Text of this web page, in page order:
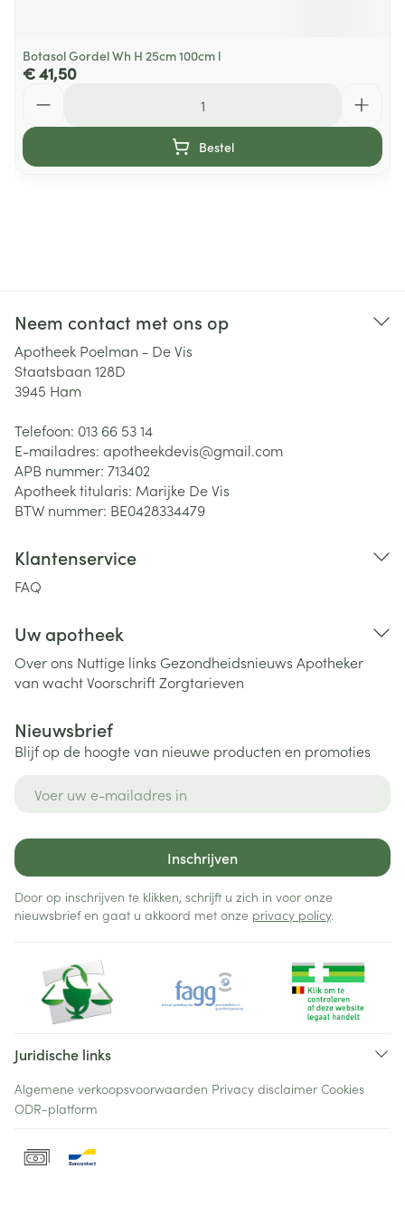
Botasol Gordel Wh H 25cm 100cm l
€ 41,50
Bestel
Neem contact met ons op
Apotheek Poelman - De Vis
Staatsbaan 128D
3945 Ham
Telefoon: 013 66 53 14
E-mailadres: apotheekdevis@gmail.com
APB nummer: 713402
Apotheek titularis: Marijke De Vis
BTW nummer: BE0428334479
Klantenservice
FAQ
Uw apotheek
Over ons Nuttige links Gezondheidsnieuws Apotheker
van wachtVoorschriftZorgtarieven
Nieuwsbrief
Blijf op de hoogte van nieuwe producten en promoties
Inschrijven
Door op inschrijven te klikken, schrijft u zich in voor onze
nieuwsbrief en gaat u akkoord met onze privacy policy.
Juridische links
Algemene verkoopsvoorwaarden Privacy disclaimer Cookies
ODR-platform